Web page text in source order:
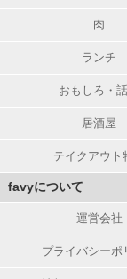
肉
ランチ
おもしろ・
居酒屋
テイクアウト
favyについて
運営会社
プライバシーポ